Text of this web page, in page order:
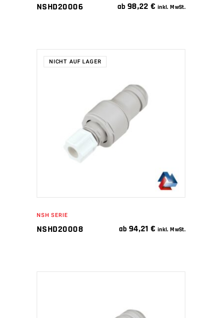
NSHD20006 ab 98,22€ inkl. MwSt.
NICHT AUF LAGER
WEITERLESEN
NSH SERIE
NSHD20008 ab 94,21€ inkl. MwSt.